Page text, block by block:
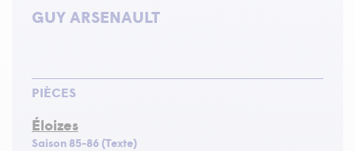
GUY ARSENAULT
PIÈCES
Éloizes
Saison 85-86 (Texte)